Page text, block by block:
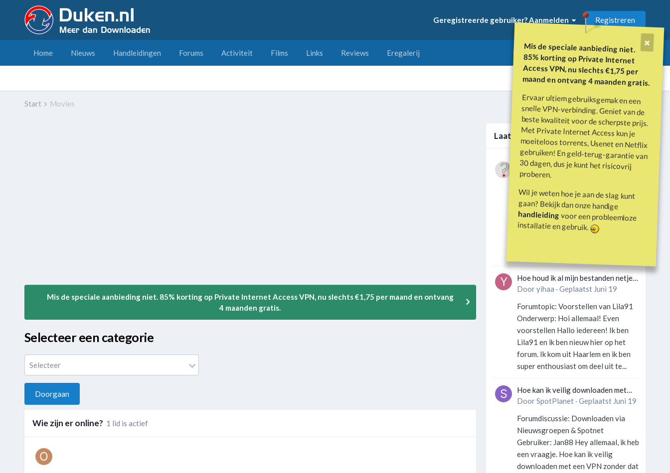
Mis de speciale aanbieding niet.
85% korting op Private Internet
Access VPN, nu slechts €1,75 per
maand en ontvang 4 maanden gratis.
Ervaar ultiem gebruiksgemak en een
snelle VPN-verbinding. Geniet van de
beste kwaliteit voor de scherpste prijs.
Met Private Internet Access kun je
moeiteloos torrents, Usenet en Netflix
gebruiken! En geld-terug-garantie van
30 dagen, dus je kunt het risicovrij
proberen.
Wil je weten hoe je aan de slag kunt
gaan? Bekijk dan onze handige
handleidingvoor een probleemloze
installatie en gebruik.
Geregistreerde gebruiker? Aanmelden Registreren
Home Nieuws Handleidingen Forums Activiteit Films Links Reviews Eregalerij
Alle activiteit
Start Movies
Mis de speciale aanbieding niet. 85% korting op Private Internet Access VPN, nu slechts €1,75 per maand en ontvang
4 maanden gratis.
Selecteer een categorie
Selecteer
Doorgaan
Wie zijn er online? 1 lid is actief
Laatste berichten
Wat is er gebeurd met Davey Hearn
en de vandalisatie van het
Washington Reflecting Pool?
DoorVraagbaak
Forumdiscussie: Davey Hearn:
Former Olympian Denies Vandalising
Washington Reflecting Pool
Gebruiker: SportFan123 Hey
Hoe houd ik al mijn bestanden netjes
georganiseerd zonder gek te
Dooryihaa · Geplaatst Juni 19
Forumtopic: Voorstellen van Lila91
Onderwerp: Hoi allemaal! Even
voorstellen Hallo iedereen! Ik ben
Lila91 en ik ben nieuw hier op het
forum. Ik kom uit Haarlem en ik ben
super enthousiast om deel uit te...
Hoe kan ik veilig downloaden met
een VPN zonder technische kennis?
DoorSpotPlanet· Geplaatst Juni 19
Forumdiscussie: Downloaden via
Nieuwsgroepen & Spotnet
Gebruiker: Jan88 Hey allemaal, ik heb
een vraagje. Hoe kan ik veilig
downloaden met een VPN zonder dat